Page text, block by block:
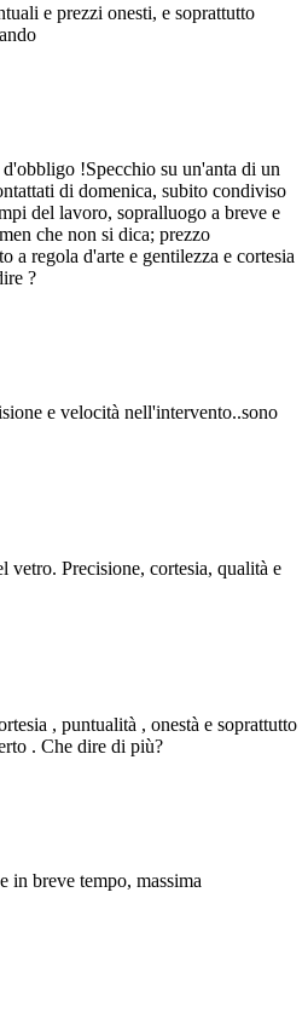
e prezzi onesti, e soprattutto
d'obbligo !Specchio su un'anta di un
di domenica, subito condiviso
del lavoro, sopralluogo a breve e
che non si dica; prezzo
a regola d'arte e gentilezza e cortesia
?
e velocità nell'intervento..sono
vetro. Precisione, cortesia, qualità e
, puntualità , onestà e soprattutto
. Che dire di più?
in breve tempo, massima